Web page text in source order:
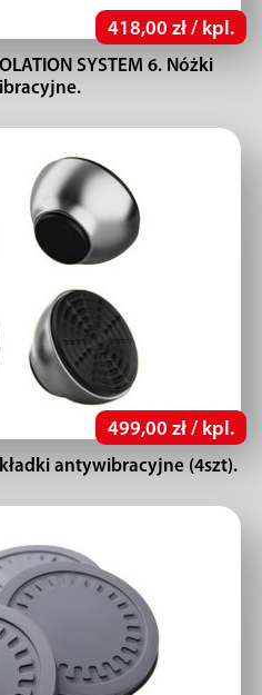
418,00 zł / kpl.
SYSTEM 6. Nóżki
499,00 zł / kpl.
antywibracyjne (4szt).